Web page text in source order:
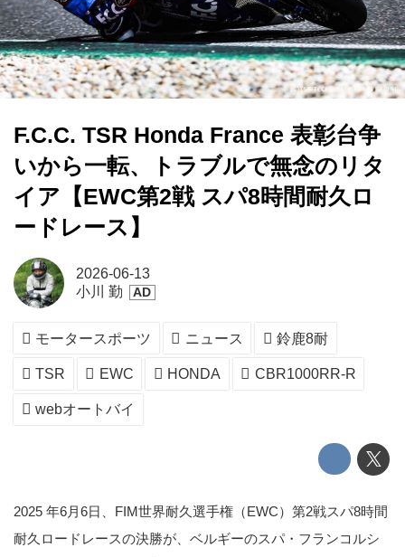
F.C.C. TSR Honda France 表彰台争
いから一転、トラブルで無念のリタ
イア【EWC第2戦 スパ8時間耐久ロ
ードレース】
2026-06-13
小川 勤
モータースポーツ ニュース 鈴鹿8耐
TSR EWC HONDA CBR1000RR-R
webオートバイ
2025 年6月6日、FIM世界耐久選手権（EWC）第2戦スパ8時間
耐久ロードレースの決勝が、ベルギーのスパ・フランコルシ